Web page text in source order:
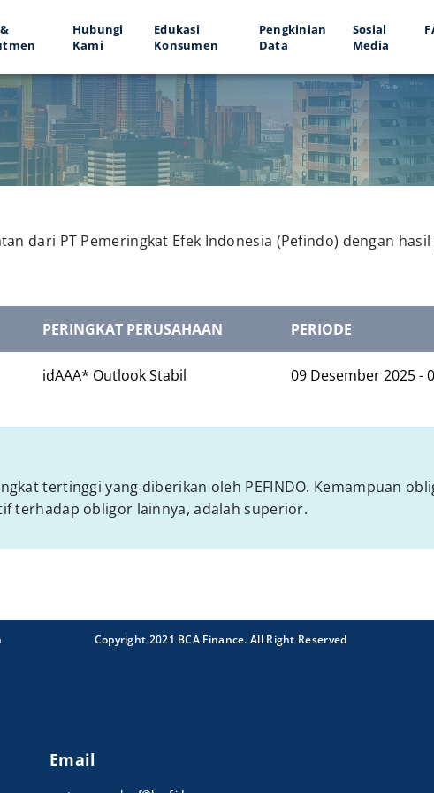
Hubungi
Kami
Edukasi
Konsumen
Pengkinian
Data
Sosial
Media
dari PT Pemeringkat Efek Indonesia (Pefindo) dengan
PERINGKAT PERUSAHAAN PERIODE
idAAA* Outlook Stabil 09 Desember 2025 -
tertinggi yang diberikan oleh PEFINDO. Kemampuan
terhadap obligor lainnya, adalah superior.
Copyright 2021 BCA Finance. All Right Reserved
Email